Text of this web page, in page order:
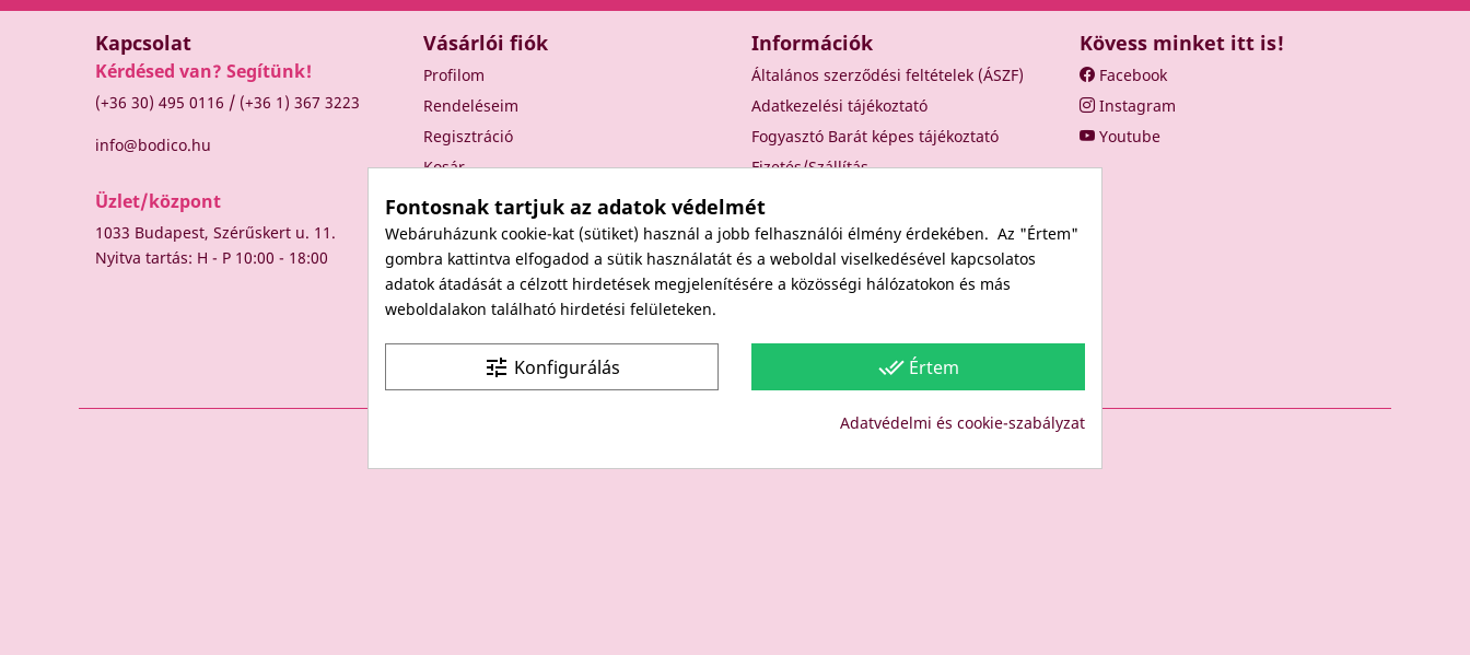
Kapcsolat
Kérdésed van? Segítünk!
(+36 30) 495 0116 / (+36 1) 367 3223
info@bodico.hu
Üzlet/központ
1033 Budapest, Szérűskert u. 11.
Nyitva tartás: H - P 10:00 - 18:00
Vásárlói fiók
Profilom
Rendeléseim
Regisztráció
Kosár
Információk
Általános szerződési feltételek (ÁSZF)
Adatkezelési tájékoztató
Fogyasztó Barát képes tájékoztató
Fizetés/Szállítás
Elállási nyilatkozat
Elállás a szerződéstől
Rólunk
Kapcsolat
Kövess minket itt is!
Facebook
Instagram
Youtube
Site protected by reCAPTCHA. Terms
Fontosnak tartjuk az adatok védelmét
Webáruházunk cookie-kat (sütiket) használ a jobb felhasználói élmény érdekében. Az "Értem"
gombra kattintva elfogadod a sütik használatát és a weboldal viselkedésével kapcsolatos
adatok átadását a célzott hirdetések megjelenítésére a közösségi hálózatokon és más
weboldalakon található hirdetési felületeken.
done_all Értem
tune Konfigurálás
Adatvédelmi és cookie-szabályzat